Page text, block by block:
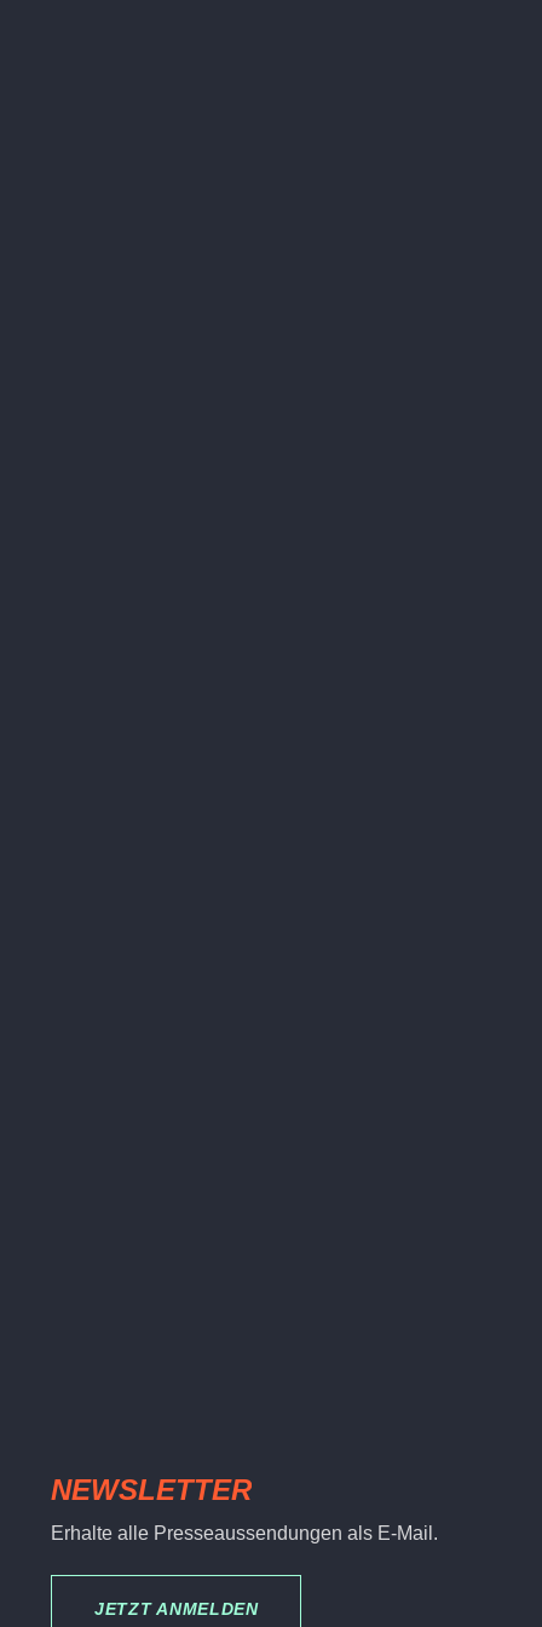
NEWSLETTER
Erhalte alle Presseaussendungen als E-Mail.
JETZT ANMELDEN